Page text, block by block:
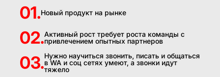
01.Новый продукт на рынке
02.Активный рост требует роста команды с
привлечением опытных партнеров
03.Нужно научиться звонить, писать и общаться
в WA и соц сетях умеют, а звонки идут
тяжело